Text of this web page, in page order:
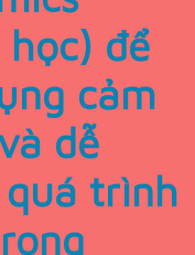
để
cảm
dễ
trình